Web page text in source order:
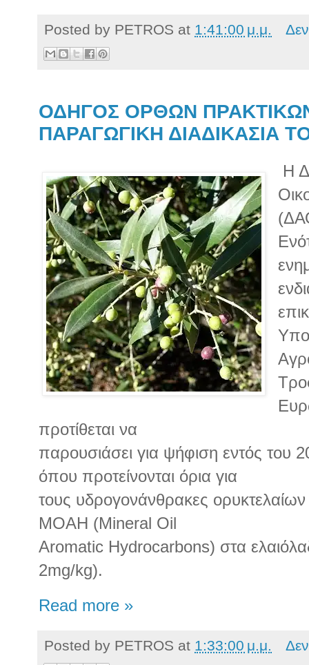
Posted by PETROS at 1:41:00 μ.μ.
ΟΔΗΓΟΣ ΟΡΘΩΝ
ΠΑΡΑΓΩΓΙΚΗ ΔΙΑΔΙΚΑΣΙΑ
Η
προτίθεται να
παρουσιάσει για ψήφιση εντός του
όπου προτείνονται όρια για
τους υδρογονάνθρακες ορυκτελαίων
MOAH (Mineral Oil
Aromatic Hydrocarbons) στα
2mg/kg).
Read more »
Posted by PETROS at 1:33:00 μ.μ.